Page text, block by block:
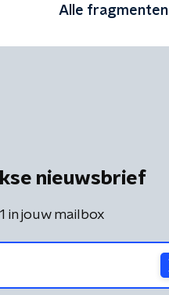
Alle fragmenten
nieuwsbrief
in jouw mailbox